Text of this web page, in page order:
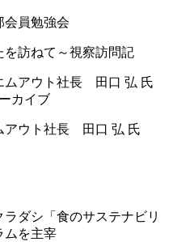
会員勉強会
訪ねて～視察訪問記
カイブ
アウト社長 田口 弘 氏